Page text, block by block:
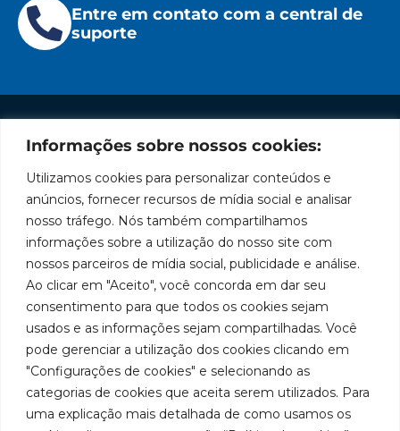
Informações sobre nossos cookies:
Utilizamos cookies para personalizar conteúdos e
anúncios, fornecer recursos de mídia social e analisar
nosso tráfego. Nós também compartilhamos
informações sobre a utilização do nosso site com
nossos parceiros de mídia social, publicidade e análise.
Ao clicar em "Aceito", você concorda em dar seu
consentimento para que todos os cookies sejam
usados e as informações sejam compartilhadas. Você
pode gerenciar a utilização dos cookies clicando em
"Configurações de cookies" e selecionando as
categorias de cookies que aceita serem utilizados. Para
uma explicação mais detalhada de como usamos os
Entre em contato com a central de
suporte
Marca
líder
em
fabricação
de
equipamentos
para
lubrificação
e
abastecimento
Políticas
Privacidade
Políticas
de
Cookies
Institucional
A Bozza
Produtos
Soluções
Assistências
Técnicas
Seja um
representante
Trabalhe
Conosco
Localização
Rua
Tiradentes,
931 – Anexo
Franchini,
50/96
Bairro: Santa
Terezinha
São Bernardo
Fale
Conosco
SAC: 0800
019 5050
Redes
Facebook
LinkedIn
Instagram